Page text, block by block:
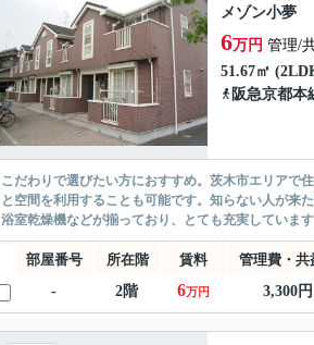
メゾン小夢
6万円 管理/
51.67㎡
阪急京都本
こだわりで選びたい方におすすめ。茨木市エリアで
と空間を利用することも可能です。知らない人が来
浴室乾燥機などが揃っており、とても充実していま
部屋番号 所在階 賃料 管理費・共
-
2階 6万円 3,300円